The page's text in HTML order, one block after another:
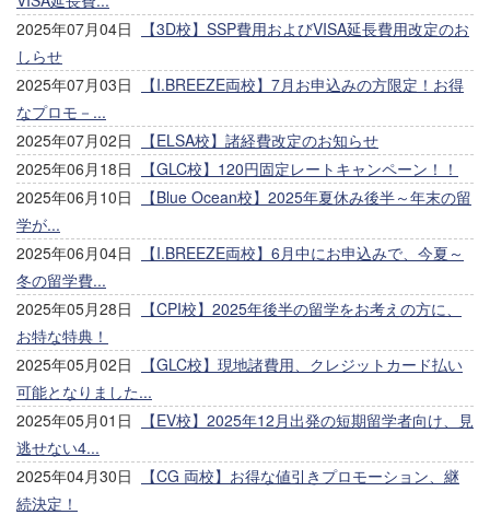
2025年07月04日
【3D校】SSP費用およびVISA延長費用改定のお
しらせ
2025年07月03日
【I.BREEZE両校】7月お申込みの方限定！お得
なプロモ－...
2025年07月02日
【ELSA校】諸経費改定のお知らせ
2025年06月18日
【GLC校】120円固定レートキャンペーン！！
2025年06月10日
【Blue Ocean校】2025年夏休み後半～年末の留
学が...
2025年06月04日
【I.BREEZE両校】6月中にお申込みで、今夏～
冬の留学費...
2025年05月28日
【CPI校】2025年後半の留学をお考えの方に、
お特な特典！
2025年05月02日
【GLC校】現地諸費用、クレジットカード払い
可能となりました...
2025年05月01日
【EV校】2025年12月出発の短期留学者向け、見
逃せない4...
2025年04月30日
【CG 両校】お得な値引きプロモーション、継
続決定！